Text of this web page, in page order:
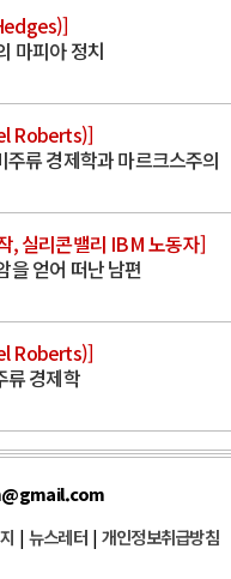
마피아 정치
Roberts)]
류 경제학과 마르크스주의
, 실리콘밸리 IBM 노동자]
얻어 떠난 남편
Roberts)]
류 경제학
| 뉴스레터| 개인정보취급방침